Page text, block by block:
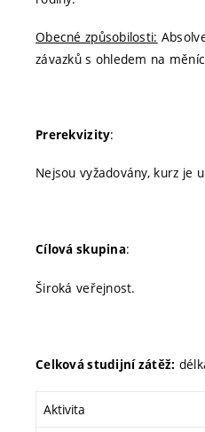
Obecné způsobilosti:
závazků s ohledem na
Prerekvizity:
Nejsou vyžadovány, kurz je
Cílová skupina:
Široká veřejnost.
Celková studijní zátěž:
Aktivita